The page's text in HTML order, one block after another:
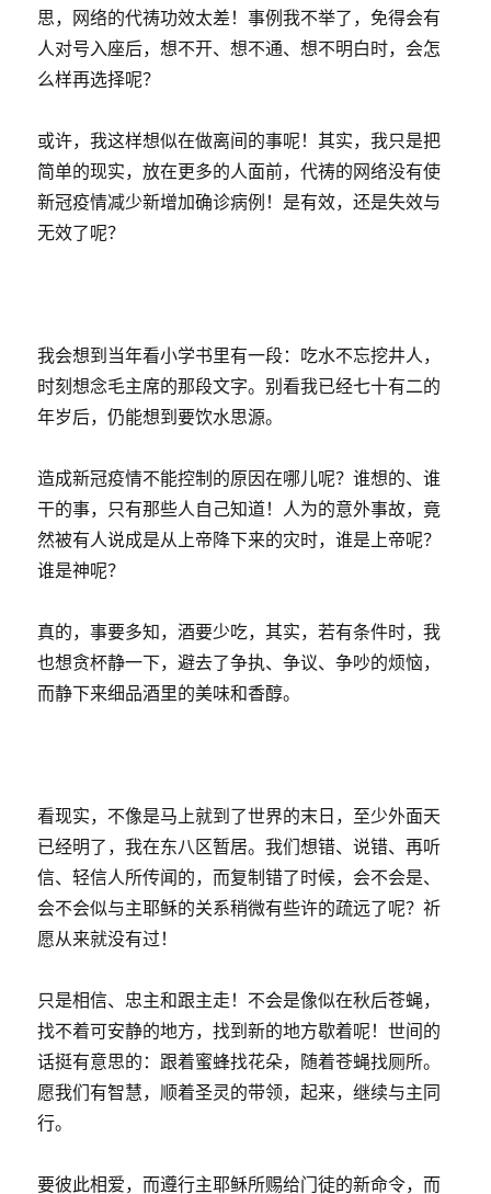
思，网络的代祷功效太差！事例我不举了，免得会有
人对号入座后，想不开、想不通、想不明白时，会怎
么样再选择呢？
或许，我这样想似在做离间的事呢！其实，我只是把
简单的现实，放在更多的人面前，代祷的网络没有使
新冠疫情减少新增加确诊病例！是有效，还是失效与
无效了呢？
我会想到当年看小学书里有一段：吃水不忘挖井人，
时刻想念毛主席的那段文字。别看我已经七十有二的
年岁后，仍能想到要饮水思源。
造成新冠疫情不能控制的原因在哪儿呢？谁想的、谁
干的事，只有那些人自己知道！人为的意外事故，竟
然被有人说成是从上帝降下来的灾时，谁是上帝呢？
谁是神呢？
真的，事要多知，酒要少吃，其实，若有条件时，我
也想贪杯静一下，避去了争执、争议、争吵的烦恼，
而静下来细品酒里的美味和香醇。
看现实，不像是马上就到了世界的末日，至少外面天
已经明了，我在东八区暂居。我们想错、说错、再听
信、轻信人所传闻的，而复制错了时候，会不会是、
会不会似与主耶稣的关系稍微有些许的疏远了呢？祈
愿从来就没有过！
只是相信、忠主和跟主走！不会是像似在秋后苍蝇，
找不着可安静的地方，找到新的地方歇着呢！世间的
话挺有意思的：跟着蜜蜂找花朵，随着苍蝇找厕所。
愿我们有智慧，顺着圣灵的带领，起来，继续与主同
行。
要彼此相爱，而遵行主耶稣所赐给门徒的新命令，而